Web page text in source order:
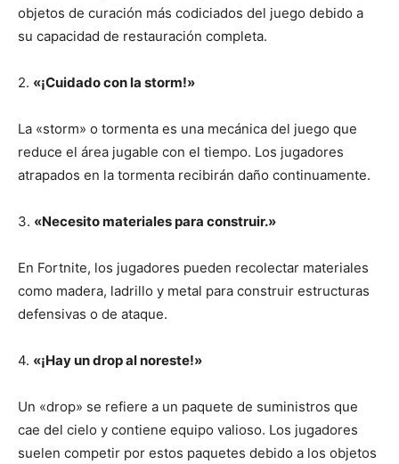
objetos de curación más codiciados del juego debido a
su capacidad de restauración completa.
2. «¡Cuidado con la storm!»
La «storm» o tormenta es una mecánica del juego que
reduce el área jugable con el tiempo. Los jugadores
atrapados en la tormenta recibirán daño continuamente.
3. «Necesito materiales para construir.»
En Fortnite, los jugadores pueden recolectar materiales
como madera, ladrillo y metal para construir estructuras
defensivas o de ataque.
4. «¡Hay un drop al noreste!»
Un «drop» se refiere a un paquete de suministros que
cae del cielo y contiene equipo valioso. Los jugadores
suelen competir por estos paquetes debido a los objetos